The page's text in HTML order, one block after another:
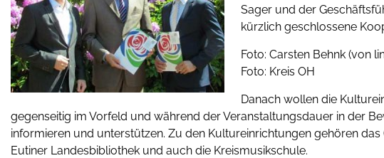
Sager und der
kürzlich geschlossene
Foto: Carsten Behnk (von
Foto: Kreis OH
Danach wollen die
gegenseitig im Vorfeld und während der Veranstaltungsdauer in der
informieren und unterstützen. Zu den Kultureinrichtungen gehören
Eutiner Landesbibliothek und auch die Kreismusikschule.